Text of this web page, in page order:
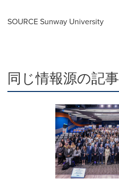
SOURCE Sunway University
同じ情報源の記事